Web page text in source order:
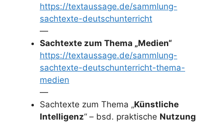
https://textaussage.de/sammlung-
sachtexte-deutschunterricht
—
Sachtexte zum Thema „Medien“
https://textaussage.de/sammlung-
sachtexte-deutschunterricht-thema-
medien
—
Sachtexte zum Thema „Künstliche
Intelligenz“ – bsd. praktische Nutzung